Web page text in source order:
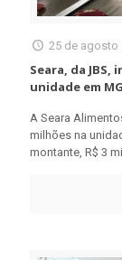
25 de agosto
Seara, da JBS,
unidade em MG
A Seara
milhões na
montante, R$ 3